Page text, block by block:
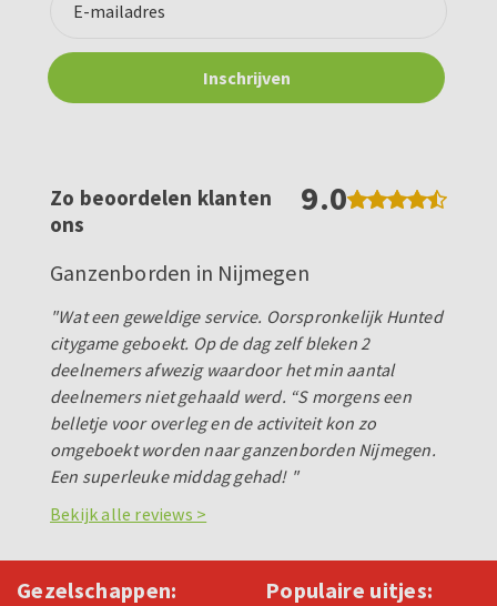
Zo beoordelen klanten
ons
9.0
Ganzenborden in Nijmegen
"Wat een geweldige service. Oorspronkelijk Hunted
citygame geboekt. Op de dag zelf bleken 2
deelnemers afwezig waardoor het min aantal
deelnemers niet gehaald werd. “S morgens een
belletje voor overleg en de activiteit kon zo
omgeboekt worden naar ganzenborden Nijmegen.
Een superleuke middag gehad! "
Bekijk alle reviews >
Gezelschappen: Populaire uitjes: